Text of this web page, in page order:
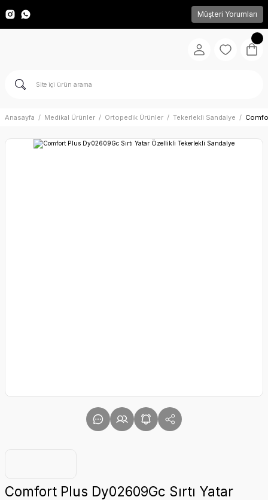
Müşteri Yorumları
Anasayfa Medikal Ürünler Ortopedik Ürünler Tekerlekli Sandalye
Comfort Plus Dy02609Gc Sırtı Yatar